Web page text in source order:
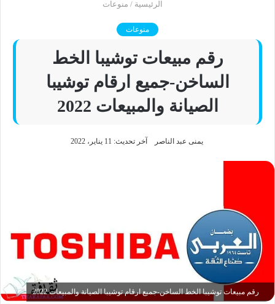
الرئيسية / منوعات
منوعات
رقم مبيعات توشيبا الخط
الساخن-جميع ارقام توشيبا
الصيانة والمبيعات 2022
يمنى عبد الناصر آخر تحديث: 11 يناير، 2022
رقم مبيعات توشيبا الخط الساخن-جميع ارقام توشيبا الصيانة والمبيعات 2022